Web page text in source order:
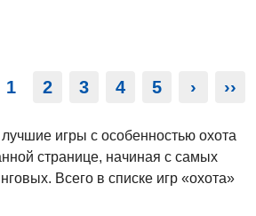
1 2 3 4 5 › ››
игры с особенностью охота
странице, начиная с самых
Всего в списке игр «охота»